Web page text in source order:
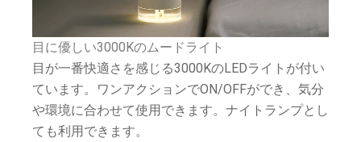
目に優しい3000Kのムードライト
目が一番快適さを感じる3000KのLEDライトが付い
ています。ワンアクションでON/OFFができ、気分
や環境に合わせて使用できます。ナイトランプとし
ても利用できます。